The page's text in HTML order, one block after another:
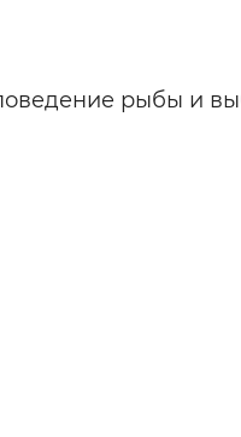
рыбы и